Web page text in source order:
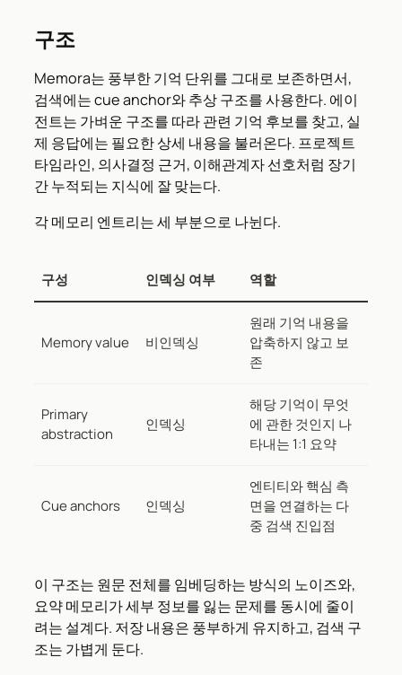
구조
Memora는 풍부한 기억 단위를 그대로 보존하면서,
검색에는 cue anchor와 추상 구조를 사용한다. 에이
전트는 가벼운 구조를 따라 관련 기억 후보를 찾고, 실
제 응답에는 필요한 상세 내용을 불러온다. 프로젝트
타임라인, 의사결정 근거, 이해관계자 선호처럼 장기
간 누적되는 지식에 잘 맞는다.
각 메모리 엔트리는 세 부분으로 나뉜다.
구성 인덱싱 여부 역할
Memory value 비인덱싱
원래 기억 내용을
압축하지 않고 보
존
Primary
abstraction
인덱싱
해당 기억이 무엇
에 관한 것인지 나
타내는 1:1 요약
Cue anchors 인덱싱
엔티티와 핵심 측
면을 연결하는 다
중 검색 진입점
이 구조는 원문 전체를 임베딩하는 방식의 노이즈와,
요약 메모리가 세부 정보를 잃는 문제를 동시에 줄이
려는 설계다. 저장 내용은 풍부하게 유지하고, 검색 구
조는 가볍게 둔다.